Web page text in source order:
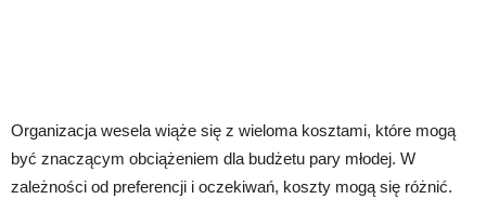
Organizacja wesela wiąże się z wieloma kosztami, które mogą
być znaczącym obciążeniem dla budżetu pary młodej. W
zależności od preferencji i oczekiwań, koszty mogą się różnić.